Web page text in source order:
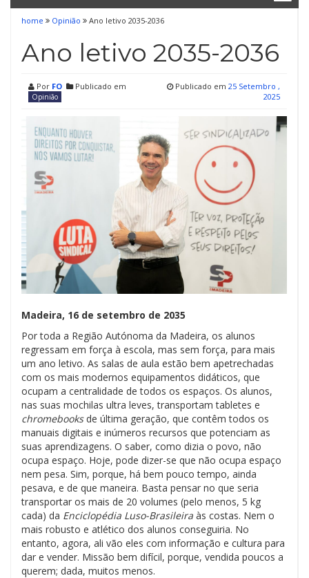
home Opinião Ano letivo 2035-2036
Ano letivo 2035-2036
Por FO Publicado em
Opinião
Publicado em 25 Setembro ,
2025
Madeira, 16 de setembro de 2035
Por toda a Região Autónoma da Madeira, os alunos
regressam em força à escola, mas sem força, para mais
um ano letivo. As salas de aula estão bem apetrechadas
com os mais modernos equipamentos didáticos, que
ocupam a centralidade de todos os espaços. Os alunos,
nas suas mochilas ultra leves, transportam tabletes e
chromebooksde última geração, que contêm todos os
manuais digitais e inúmeros recursos que potenciam as
suas aprendizagens. O saber, como dizia o povo, não
ocupa espaço. Hoje, pode dizer-se que não ocupa espaço
nem pesa. Sim, porque, há bem pouco tempo, ainda
pesava, e de que maneira. Basta pensar no que seria
transportar os mais de 20 volumes (pelo menos, 5 kg
cada) da Enciclopédia Luso-Brasileira às costas. Nem o
mais robusto e atlético dos alunos conseguiria. No
entanto, agora, ali vão eles com informação e cultura para
dar e vender. Missão bem difícil, porque, vendida poucos a
querem; dada, muitos menos.